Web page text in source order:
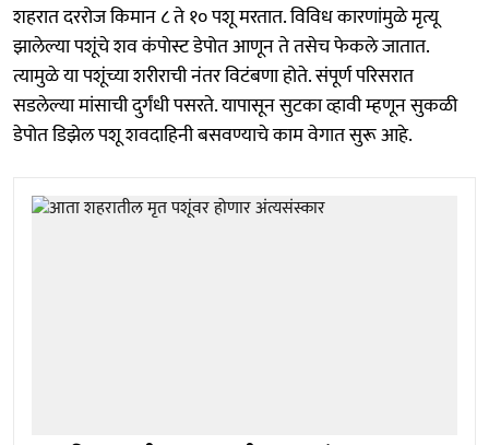
शहरात दररोज किमान ८ ते १० पशू मरतात. विविध कारणांमुळे मृत्यू
झालेल्या पशूंचे शव कंपाेस्ट डेपोत आणून ते तसेच फेकले जातात.
त्यामुळे या पशूंच्या शरीराची नंतर विटंबणा होते. संपूर्ण परिसरात
सडलेल्या मांसाची दुर्गंधी पसरते. यापासून सुटका व्हावी म्हणून सुकळी
डेपोत डिझेल पशू शवदाहिनी बसवण्याचे काम वेगात सुरू आहे.